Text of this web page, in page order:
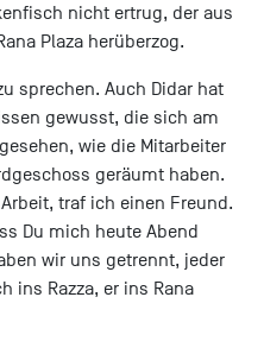
nicht ertrug, der aus
Plaza herüberzog.
sprechen. Auch Didar hat
gewusst, die sich am
wie die Mitarbeiter
geräumt haben.
traf ich einen Freund.
Du mich heute Abend
wir uns getrennt, jeder
ins Razza, er ins Rana